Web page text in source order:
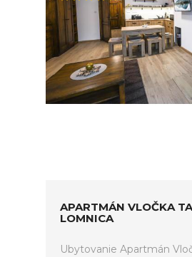
APARTMÁN VLOČKA
LOMNICA
Ubytovanie Apartmán